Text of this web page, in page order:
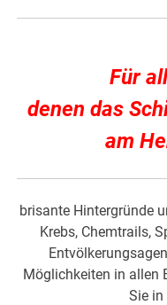
Für
denen das
am
brisante Hintergründe
Krebs, Chemtrails,
Möglichkeiten in allen
Sie in